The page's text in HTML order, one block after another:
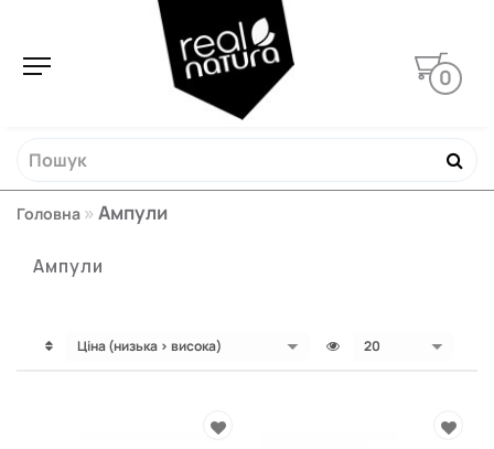
0
Головна Ампули
Ампули